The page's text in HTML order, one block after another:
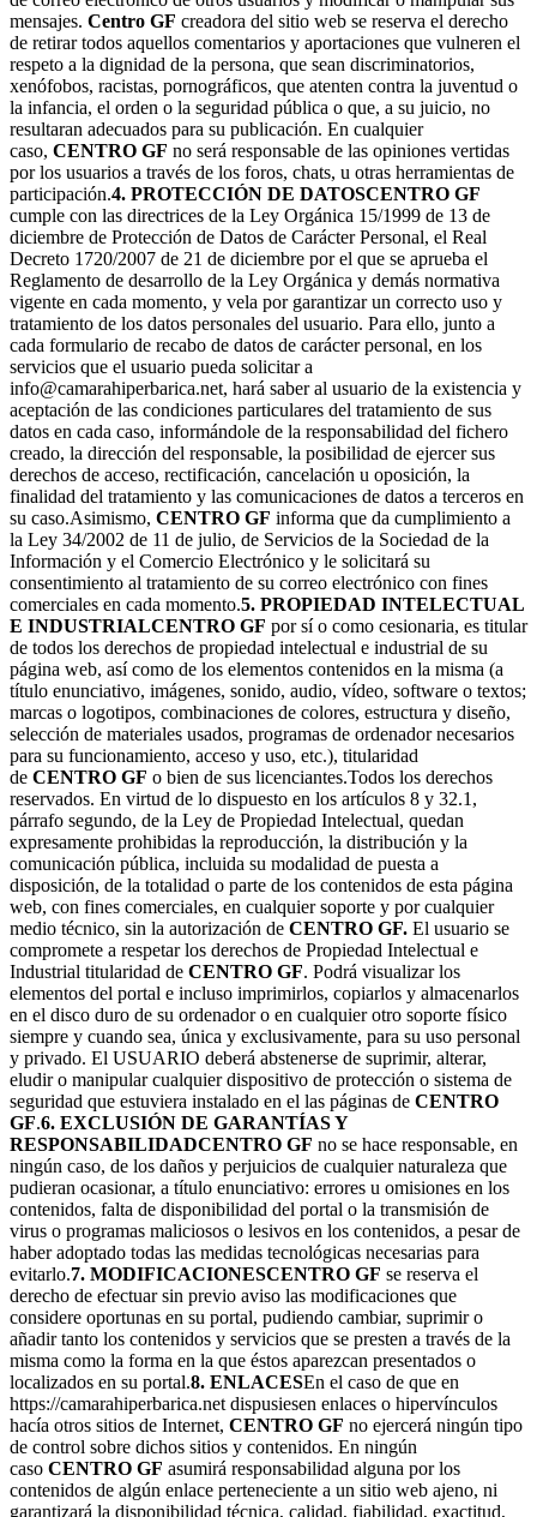
mensajes. Centro GF creadora del sitio web se reserva el derecho
de retirar todos aquellos comentarios y aportaciones que vulneren el
respeto a la dignidad de la persona, que sean discriminatorios,
xenófobos, racistas, pornográficos, que atenten contra la juventud o
la infancia, el orden o la seguridad pública o que, a su juicio, no
resultaran adecuados para su publicación. En cualquier
caso, CENTRO GF no será responsable de las opiniones vertidas
por los usuarios a través de los foros, chats, u otras herramientas de
participación.4. PROTECCIÓN DE DATOSCENTRO GF
cumple con las directrices de la Ley Orgánica 15/1999 de 13 de
diciembre de Protección de Datos de Carácter Personal, el Real
Decreto 1720/2007 de 21 de diciembre por el que se aprueba el
Reglamento de desarrollo de la Ley Orgánica y demás normativa
vigente en cada momento, y vela por garantizar un correcto uso y
tratamiento de los datos personales del usuario. Para ello, junto a
cada formulario de recabo de datos de carácter personal, en los
servicios que el usuario pueda solicitar a
info@camarahiperbarica.net, hará saber al usuario de la existencia y
aceptación de las condiciones particulares del tratamiento de sus
datos en cada caso, informándole de la responsabilidad del fichero
creado, la dirección del responsable, la posibilidad de ejercer sus
derechos de acceso, rectificación, cancelación u oposición, la
finalidad del tratamiento y las comunicaciones de datos a terceros en
su caso.Asimismo, CENTRO GF informa que da cumplimiento a
la Ley 34/2002 de 11 de julio, de Servicios de la Sociedad de la
Información y el Comercio Electrónico y le solicitará su
consentimiento al tratamiento de su correo electrónico con fines
comerciales en cada momento.5. PROPIEDAD INTELECTUAL
E INDUSTRIALCENTRO GF por sí o como cesionaria, es titular
de todos los derechos de propiedad intelectual e industrial de su
página web, así como de los elementos contenidos en la misma (a
título enunciativo, imágenes, sonido, audio, vídeo, software o textos;
marcas o logotipos, combinaciones de colores, estructura y diseño,
selección de materiales usados, programas de ordenador necesarios
para su funcionamiento, acceso y uso, etc.), titularidad
de CENTRO GF o bien de sus licenciantes.Todos los derechos
reservados. En virtud de lo dispuesto en los artículos 8 y 32.1,
párrafo segundo, de la Ley de Propiedad Intelectual, quedan
expresamente prohibidas la reproducción, la distribución y la
comunicación pública, incluida su modalidad de puesta a
disposición, de la totalidad o parte de los contenidos de esta página
web, con fines comerciales, en cualquier soporte y por cualquier
medio técnico, sin la autorización de CENTRO GF. El usuario se
compromete a respetar los derechos de Propiedad Intelectual e
Industrial titularidad de CENTRO GF. Podrá visualizar los
elementos del portal e incluso imprimirlos, copiarlos y almacenarlos
en el disco duro de su ordenador o en cualquier otro soporte físico
siempre y cuando sea, única y exclusivamente, para su uso personal
y privado. El USUARIO deberá abstenerse de suprimir, alterar,
eludir o manipular cualquier dispositivo de protección o sistema de
seguridad que estuviera instalado en el las páginas de CENTRO
GF.6. EXCLUSIÓN DE GARANTÍAS Y
RESPONSABILIDADCENTRO GF no se hace responsable, en
ningún caso, de los daños y perjuicios de cualquier naturaleza que
pudieran ocasionar, a título enunciativo: errores u omisiones en los
contenidos, falta de disponibilidad del portal o la transmisión de
virus o programas maliciosos o lesivos en los contenidos, a pesar de
haber adoptado todas las medidas tecnológicas necesarias para
evitarlo.7. MODIFICACIONESCENTRO GF se reserva el
derecho de efectuar sin previo aviso las modificaciones que
considere oportunas en su portal, pudiendo cambiar, suprimir o
añadir tanto los contenidos y servicios que se presten a través de la
misma como la forma en la que éstos aparezcan presentados o
localizados en su portal.8. ENLACESEn el caso de que en
https://camarahiperbarica.net dispusiesen enlaces o hipervínculos
hacía otros sitios de Internet, CENTRO GF no ejercerá ningún tipo
de control sobre dichos sitios y contenidos. En ningún
caso CENTRO GF asumirá responsabilidad alguna por los
contenidos de algún enlace perteneciente a un sitio web ajeno, ni
garantizará la disponibilidad técnica, calidad, fiabilidad, exactitud,